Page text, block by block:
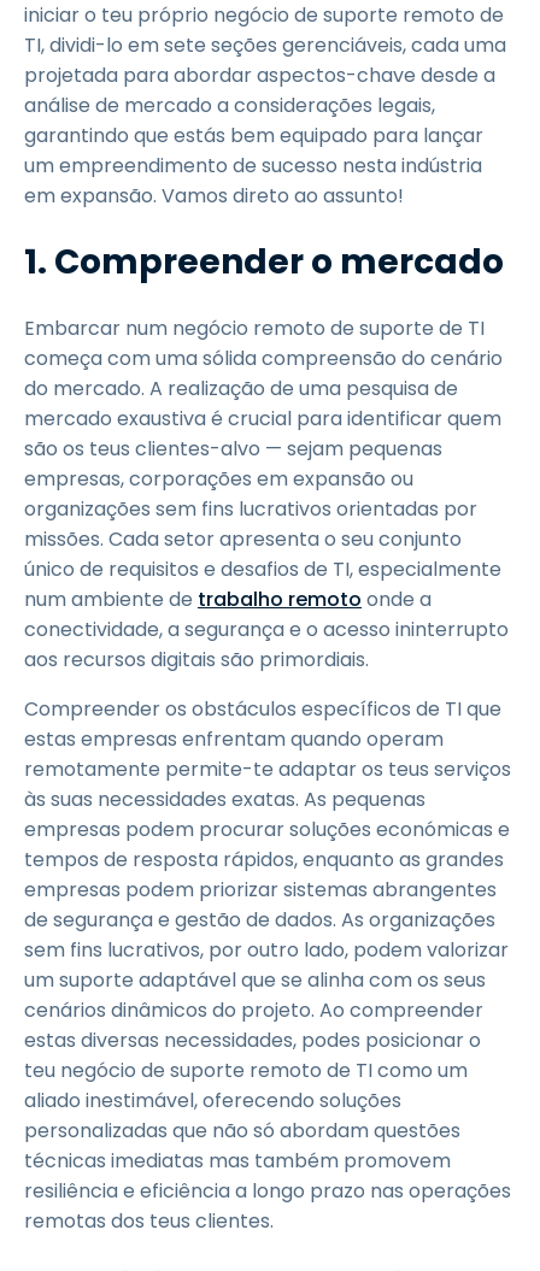
iniciar o teu próprio negócio de suporte remoto de
TI, dividi-lo em sete seções gerenciáveis, cada uma
projetada para abordar aspectos-chave desde a
análise de mercado a considerações legais,
garantindo que estás bem equipado para lançar
um empreendimento de sucesso nesta indústria
em expansão. Vamos direto ao assunto!
1. Compreender o mercado
Embarcar num negócio remoto de suporte de TI
começa com uma sólida compreensão do cenário
do mercado. A realização de uma pesquisa de
mercado exaustiva é crucial para identificar quem
são os teus clientes-alvo — sejam pequenas
empresas, corporações em expansão ou
organizações sem fins lucrativos orientadas por
missões. Cada setor apresenta o seu conjunto
único de requisitos e desafios de TI, especialmente
num ambiente de trabalho remoto onde a
conectividade, a segurança e o acesso ininterrupto
aos recursos digitais são primordiais.
Compreender os obstáculos específicos de TI que
estas empresas enfrentam quando operam
remotamente permite-te adaptar os teus serviços
às suas necessidades exatas. As pequenas
empresas podem procurar soluções económicas e
tempos de resposta rápidos, enquanto as grandes
empresas podem priorizar sistemas abrangentes
de segurança e gestão de dados. As organizações
sem fins lucrativos, por outro lado, podem valorizar
um suporte adaptável que se alinha com os seus
cenários dinâmicos do projeto. Ao compreender
estas diversas necessidades, podes posicionar o
teu negócio de suporte remoto de TI como um
aliado inestimável, oferecendo soluções
personalizadas que não só abordam questões
técnicas imediatas mas também promovem
resiliência e eficiência a longo prazo nas operações
remotas dos teus clientes.